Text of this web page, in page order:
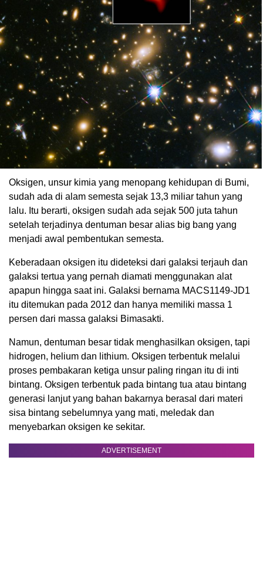
Oksigen, unsur kimia yang menopang kehidupan di Bumi,
sudah ada di alam semesta sejak 13,3 miliar tahun yang
lalu. Itu berarti, oksigen sudah ada sejak 500 juta tahun
setelah terjadinya dentuman besar alias big bang yang
menjadi awal pembentukan semesta.
Keberadaan oksigen itu dideteksi dari galaksi terjauh dan
galaksi tertua yang pernah diamati menggunakan alat
apapun hingga saat ini. Galaksi bernama MACS1149-JD1
itu ditemukan pada 2012 dan hanya memiliki massa 1
persen dari massa galaksi Bimasakti.
Namun, dentuman besar tidak menghasilkan oksigen, tapi
hidrogen, helium dan lithium. Oksigen terbentuk melalui
proses pembakaran ketiga unsur paling ringan itu di inti
bintang. Oksigen terbentuk pada bintang tua atau bintang
generasi lanjut yang bahan bakarnya berasal dari materi
sisa bintang sebelumnya yang mati, meledak dan
menyebarkan oksigen ke sekitar.
ADVERTISEMENT